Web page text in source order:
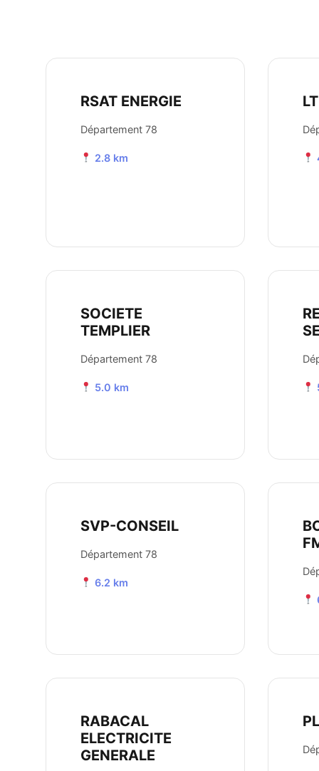
RSAT ENERGIE
Département 78
2.8 km
SOCIETE
TEMPLIER
Département 78
5.0 km
SVP-CONSEIL
Département 78
6.2 km
RABACAL
ELECTRICITE
GENERALE